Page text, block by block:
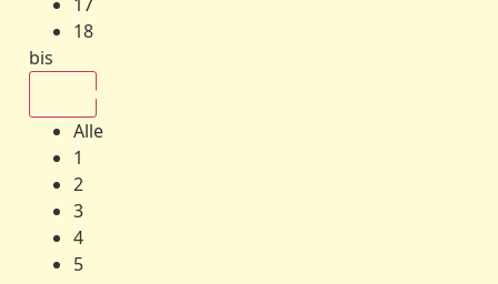
18
bis
Alle
1
2
3
4
5